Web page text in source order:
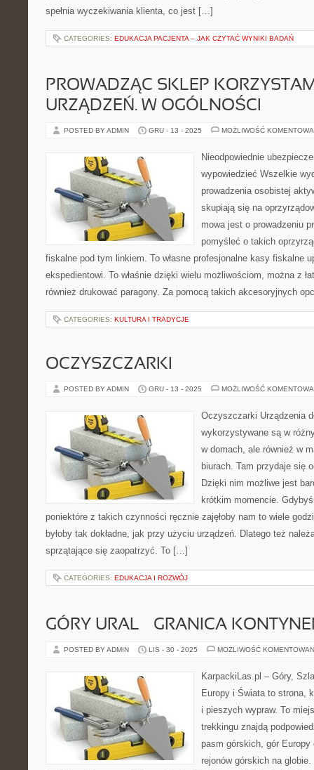
spełnia wyczekiwania klienta, co jest […]
CATEGORIES: EDUKACJA PACJENTA – JAK CZYTAĆ WYNIKI BADAŃ
PROWADZĄC SKLEP
URZĄDZEŃ. W OGÓLNOŚCI
POSTED BY ADMIN GRU - 13 - 2025 MOŻLIWOŚĆ
Nieodpowiednie
wypowiedzieć Wszelkie
prowadzenia osobistej
skupiają się na
mowa jest o prowadzeniu
pomyśleć o takich
fiskalne pod tym linkiem. To własne profesjonalne kasy fiskalne
ekspedientowi. To właśnie dzięki wielu możliwościom, można z
również drukować paragony. Za pomocą takich akcesoryjnych
CATEGORIES: KULTURA I TRADYCJE
OCZYSZCZARKI
POSTED BY ADMIN GRU - 13 - 2025 MOŻLIWOŚĆ
Oczyszczarki Urządzenia
wykorzystywane są w
w domach, ale również w
biurach. Tam przydaje się
Dzięki nim możliwe jest
krótkim momencie.
poniektóre z takich czynności ręcznie zajęłoby nam to wiele
byłoby tak dokładne, jak przy użyciu urządzeń. Dlatego też
sprzątające się zaopatrzyć. To […]
CATEGORIES: EDUKACJA I ROZWÓJ
GÓRY URAL – GRANICA
POSTED BY ADMIN LIS - 30 - 2025 MOŻLIWOŚĆ
KarpackiLas.pl – Góry,
Europy i Świata to strona,
i pieszych wypraw. To
trekkingu znajdą
pasm górskich, gór
rejonów górskich na